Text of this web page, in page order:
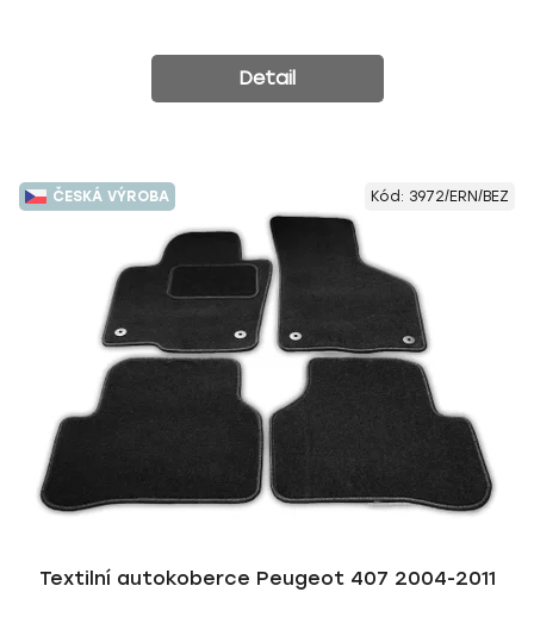
Detail
ČESKÁ VÝROBA
Textilní autokoberce Peugeot 407 2004-2011
Kód: 3972/ERN/BEZ